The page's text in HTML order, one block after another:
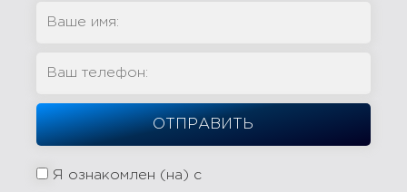
Я ознакомлен (на) с